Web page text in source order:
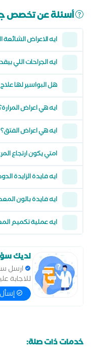
أسئلة عن تخصص
ايه الاعراض
ايه الجراحات اللي
هل البواسير لها
ايه هي اعراض
ايه هي اعراض الفتق؟
امتي يكون ارتجاع
ايه فايدة الزايدة
ايه فايدة بالون
ايه عملية تكميم
لديك
ارسل
للاجابة
خدمات ذات صلة: